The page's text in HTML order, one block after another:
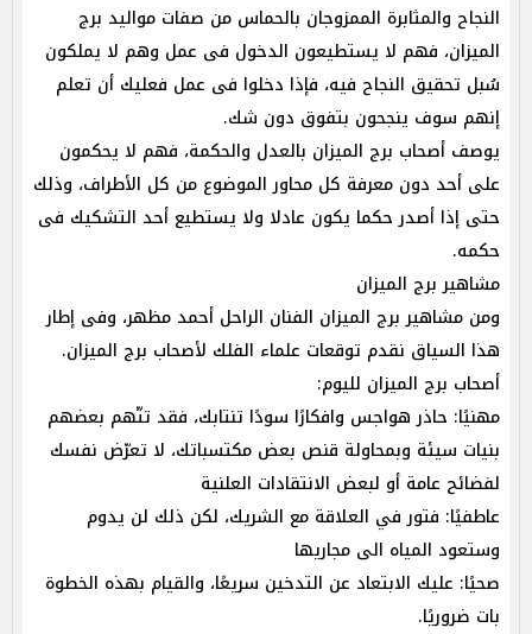
النجاح والمثابرة الممزوجان بالحماس من صفات مواليد برج
الميزان، فهم لا يستطيعون الدخول فى عمل وهم لا ‏يملكون
سُبل تحقيق النجاح فيه، فإذا دخلوا فى عمل فعليك أن تعلم
إنهم سوف ينجحون بتفوق ‏دون شك.‏
يوصف أصحاب برج الميزان بالعدل والحكمة، فهم لا يحكمون
على أحد دون معرفة كل محاور ‏الموضوع من كل الأطراف، وذلك
حتى إذا أصدر حكما يكون عادلا ولا يستطيع أحد ‏التشكيك فى
حكمه.‏
مشاهير برج الميزان
ومن مشاهير برج الميزان الفنان الراحل أحمد مظهر، وفى إطار
هذا السياق نقدم توقعات علماء الفلك لأصحاب برج الميزان.
أصحاب برج الميزان لليوم:
مهنيًا: حاذر هواجس وافكارًا سودًا تنتابك، فقد تتّهم بعضهم
بنيات سيئة وبمحاولة قنص بعض مكتسباتك، لا تعرّض نفسك
لفضائح عامة أو لبعض الانتقادات العلنية
عاطفيًا: فتور في العلاقة مع الشريك، لكن ذلك لن يدوم
وستعود المياه الى مجاريها
صحيًا: عليك الابتعاد عن التدخين سريعًا، والقيام بهذه الخطوة
بات ضروريًا.